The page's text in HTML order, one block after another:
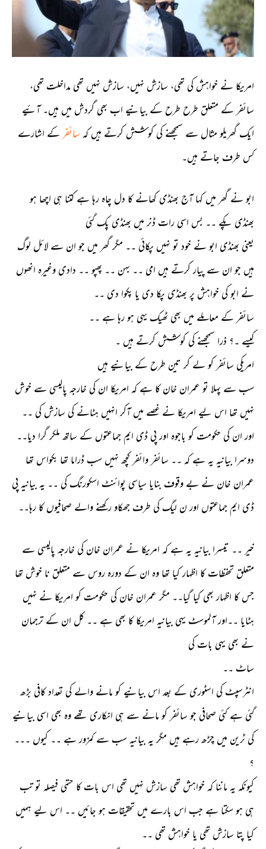
امریکا نے خواہش کی تھی، سازش نہیں، سازش نہیں تھی مداخلت تھی،
سائفر کے متعلق طرح طرح کے بیانیے اب بھی گردش میں ہیں۔ آئیے
ایک گھریلو مثال سے سمجھنے کی کوشش کرتے ہیں کہسائفرکے اشارے
کس طرف جاتے ہیں۔
ابو نے گھر میں کہا آج بھنڈی کھانے کا دل چاہ رہا ہے کتنا ہی اچھا ہو
بھنڈی پکے ۔۔ بس اسی رات ڈنر میں بھنڈی پک گئی
یعنی بھنڈی ابو نے خود تو نہیں پکائی ۔۔ مگر گھر میں جو ان سے لائل لوگ
ہیں جو ان سے پیار کرتے ہیں امی ۔۔ بہن ۔۔ پھپو ۔۔ دادی وغیرہ انھوں
نے ابو کی خواہش پر بھنڈی پکا دی یا پکوا دی ۔۔
سائفر کے معاملے میں بھی ٹھیک یہی ہو رہا ہے ۔۔
کیسے ۔؟ ذرا سمجھنے کی کوشش کرتے ہیں ۔
امریکی سائفر کو لے کر تین طرح کے بیانیے ہیں
سب سے پہلا تو عمران خان کا ہے کہ امریکا ان کی خارجہ پالیسی سے خوش
نہیں تھا اس لیے امریکا نے غصے میں آکر انہیں ہٹانے کی سازش کی ۔۔
اور ان کی حکومت کو باجوہ اور پی ڈی ایم جماعتوں کے ساتھ ملکر گرا دیا۔۔
دوسرا بیانیہ یہ ہے کہ ۔۔ سائفر وائفر کچھ نہیں سب ڈراما تھا بکواس تھا
عمران خان نے بے وقوف بنایا سیاسی پوائنٹ اسکورنگ کی ۔۔ یہ بیانیہ پی
ڈی ایم جماعتوں اور ن لیگ کی طرف جھکاو رکھنے والے صحافیوں کا رہا۔۔
خیر ۔۔ تیسرا بیانیہ یہ ہے کہ امریکا نے عمران خان کی خارجہ پالیسی سے
متعلق تحفظات کا اظہار کیا تھا وہ ان کے دورہ روس سے متعلق نا خوش تھا
جس کا اظہار بھی کیا گیا۔۔ مگر عمران خان کی حکومت کو امریکا نے نہیں
ہٹایا ۔۔اور آلموسٹ یہی بیانیہ امریکا کا بھی ہے ۔۔ کل ان کے ترجمان
نے بھی یہی بات کی
ساٹ ۔۔
انٹرسپٹ کی اسٹوری کے بعد اس بیانیے کو مانے والے کی تعداد کافی بڑھ
گئی ہے کئی صحافی جو سائفر کو مانے سے ہی انکاری تھے وہ بھی اسی بیانیے
کی ٹرین میں چڑھ رہے ہیں مگر یہ بیانیہ سب سے کمزور ہے ۔۔ کیوں ۔۔۔
؟
کیونکہ یہ ماننا کہ خواہش تھی سازش نہیں تھی اس بات کا حتمی فیصلہ تو تب
ہی ہو سکتا ہے جب اس بارے میں تحقیقات ہو جائیں ۔۔ اس لیے ہمیں
کیا پتا سازش تھی یا خواہش تھی ۔۔